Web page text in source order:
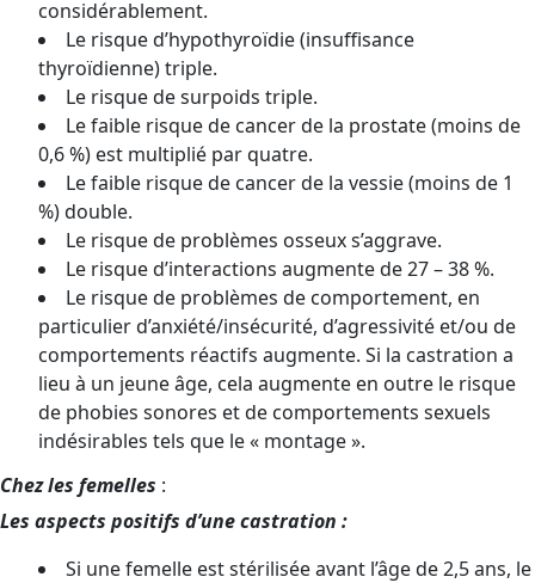
considérablement.
Le risque d’hypothyroïdie (insuffisance
thyroïdienne) triple.
Le risque de surpoids triple.
Le faible risque de cancer de la prostate (moins de
0,6 %) est multiplié par quatre.
Le faible risque de cancer de la vessie (moins de 1
%) double.
Le risque de problèmes osseux s’aggrave.
Le risque d’interactions augmente de 27 – 38 %.
Le risque de problèmes de comportement, en
particulier d’anxiété/insécurité, d’agressivité et/ou de
comportements réactifs augmente. Si la castration a
lieu à un jeune âge, cela augmente en outre le risque
de phobies sonores et de comportements sexuels
indésirables tels que le « montage ».
Chez les femelles :
Les aspects positifs d’une castration :
Si une femelle est stérilisée avant l’âge de 2,5 ans, le